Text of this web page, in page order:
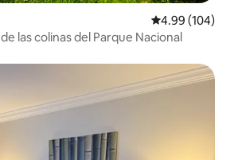
Calificación
4.99 (104)
las colinas del Parque Nacional